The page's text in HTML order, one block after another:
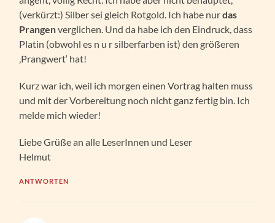
(verkürzt:) Silber sei gleich Rotgold. Ich habe nurdas
Prangenverglichen. Und da habe ich den Eindruck, dass
Platin (obwohl es n u r silberfarben ist) den größeren
‚Prangwert‘ hat!
Kurz war ich, weil ich morgen einen Vortrag halten muss
und mit der Vorbereitung noch nicht ganz fertig bin. Ich
melde mich wieder!
Liebe Grüße an alle LeserInnen und Leser
Helmut
ANTWORTEN